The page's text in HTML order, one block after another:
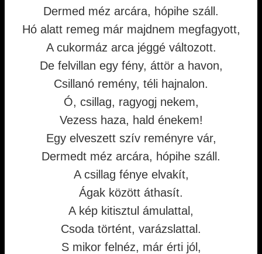
Dermed méz arcára, hópihe száll.
Hó alatt remeg már majdnem megfagyott,
A cukormáz arca jéggé változott.
De felvillan egy fény, áttör a havon,
Csillanó remény, téli hajnalon.
Ó, csillag, ragyogj nekem,
Vezess haza, hald énekem!
Egy elveszett szív reményre vár,
Dermedt méz arcára, hópihe száll.
A csillag fénye elvakít,
Ágak között áthasít.
A kép kitisztul ámulattal,
Csoda történt, varázslattal.
S mikor felnéz, már érti jól,